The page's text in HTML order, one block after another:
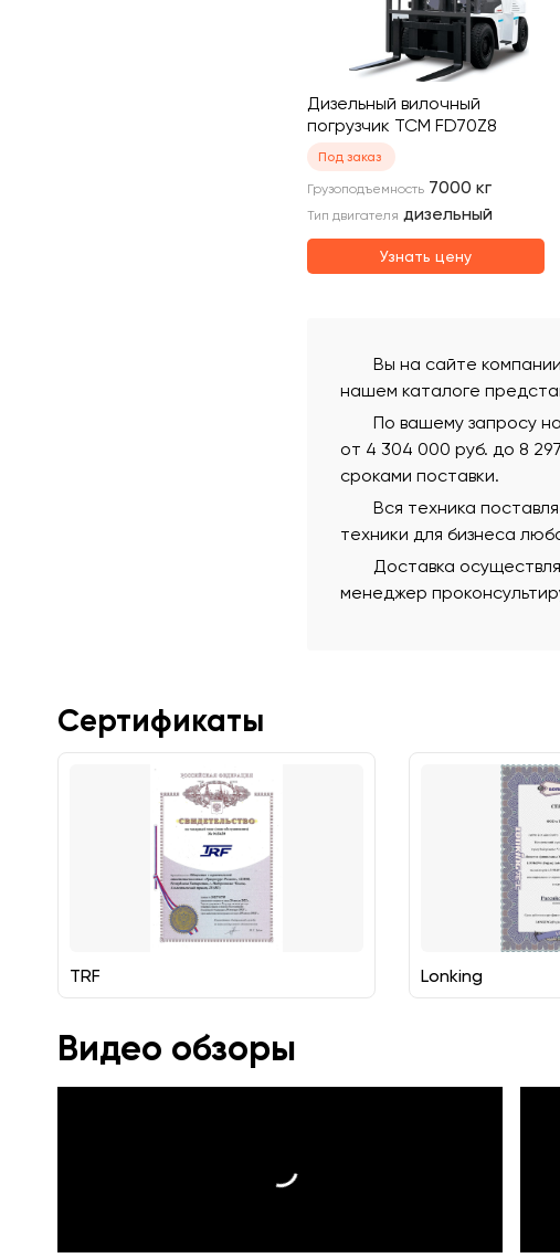
Дизельный вилочный
погрузчик TCM FD70Z8
Под заказ
Грузоподъемность 7000 кг
Тип двигателя дизельный
Узнать цену
Вы на сайте
нашем каталоге
По вашему запросу
от 4 304 000 руб. до 8
сроками поставки.
Вся техника
техники для бизнеса
Доставка
менеджер
Сертификаты
TRF Lonking
Видео обзоры